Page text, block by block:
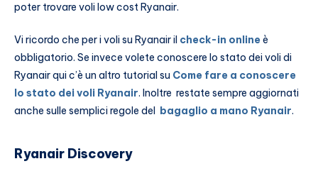
poter trovare voli low cost Ryanair.
Vi ricordo che per i voli su Ryanair il check-in onlineè
obbligatorio. Se invece volete conoscere lo stato dei voli di
Ryanair qui c’è un altro tutorial su Come fare a conoscere
lo stato dei voli Ryanair. Inoltre restate sempre aggiornati
anche sulle semplici regole del bagaglio a mano Ryanair.
Ryanair Discovery